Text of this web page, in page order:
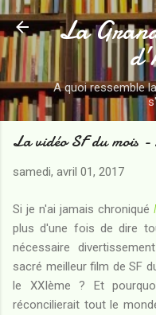
Accéder
La
A quoi ressemble
La vidéo SF du mois -
samedi, avril 01, 2017
Si je n'ai jamais chroniqué
plus d'une fois de dire
nécessaire
sacré meilleur film de SF
le XXIème ? Et
réconcilierait tout le